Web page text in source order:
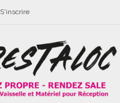
S'inscrire